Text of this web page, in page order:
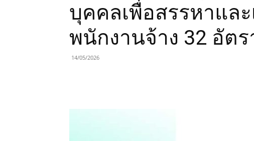
บุคคลเพื่อสรรหาและ
พนักงานจ้าง 32 อัตร
14/05/2026